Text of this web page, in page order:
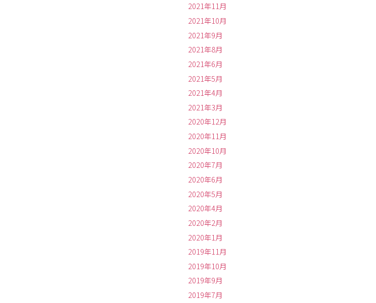
2021年11月
2021年10月
2021年9月
2021年8月
2021年6月
2021年5月
2021年4月
2021年3月
2020年12月
2020年11月
2020年10月
2020年7月
2020年6月
2020年5月
2020年4月
2020年2月
2020年1月
2019年11月
2019年10月
2019年9月
2019年7月